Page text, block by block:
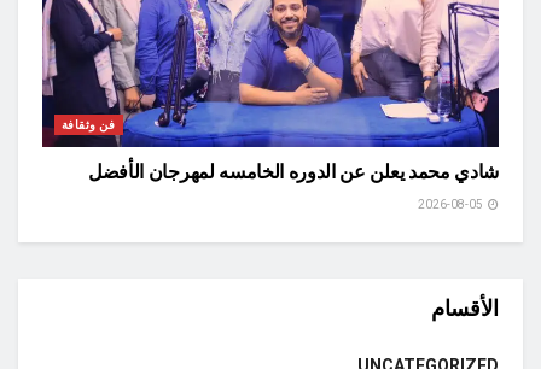
فن وثقافة
شادي محمد يعلن عن الدوره الخامسه لمهرجان الأفضل
الأقسام
UNCATEGORIZED